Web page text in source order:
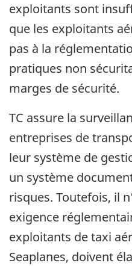
exploitants sont
que les exploitants
pas à la
pratiques non
marges de sécurité.
TC assure la
entreprises de
leur système de
un système
risques. Toutefois, il
exigence
exploitants de taxi
Seaplanes, doivent